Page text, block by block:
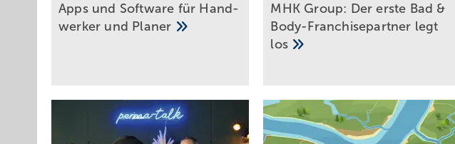
Apps und Soft­ware für Hand­
werker und Planer
MHK Group: Der erste Bad &
Body-Franchise­partner legt
los